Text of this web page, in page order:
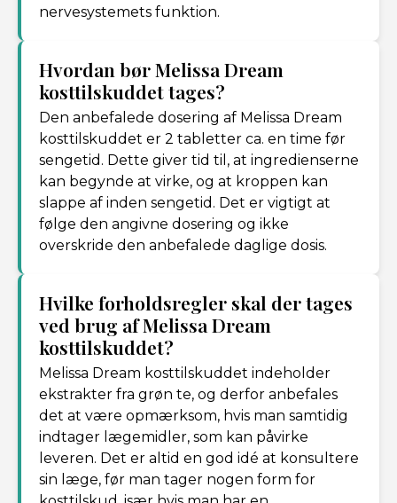
nervesystemets funktion.
Hvordan bør Melissa Dream
kosttilskuddet tages?
Den anbefalede dosering af Melissa Dream
kosttilskuddet er 2 tabletter ca. en time før
sengetid. Dette giver tid til, at ingredienserne
kan begynde at virke, og at kroppen kan
slappe af inden sengetid. Det er vigtigt at
følge den angivne dosering og ikke
overskride den anbefalede daglige dosis.
Hvilke forholdsregler skal der tages
ved brug af Melissa Dream
kosttilskuddet?
Melissa Dream kosttilskuddet indeholder
ekstrakter fra grøn te, og derfor anbefales
det at være opmærksom, hvis man samtidig
indtager lægemidler, som kan påvirke
leveren. Det er altid en god idé at konsultere
sin læge, før man tager nogen form for